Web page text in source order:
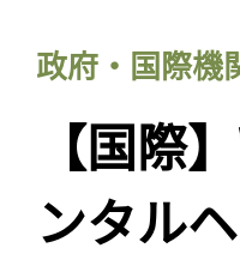
政府・国際機
【国際
ンタル